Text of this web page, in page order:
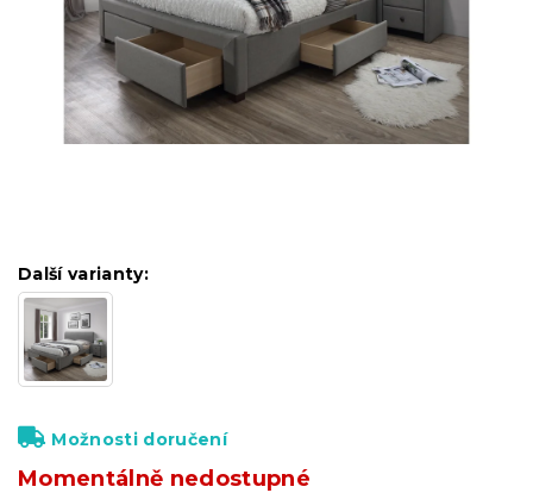
Momentálně nedostupné
Další varianty:
Možnosti doručení